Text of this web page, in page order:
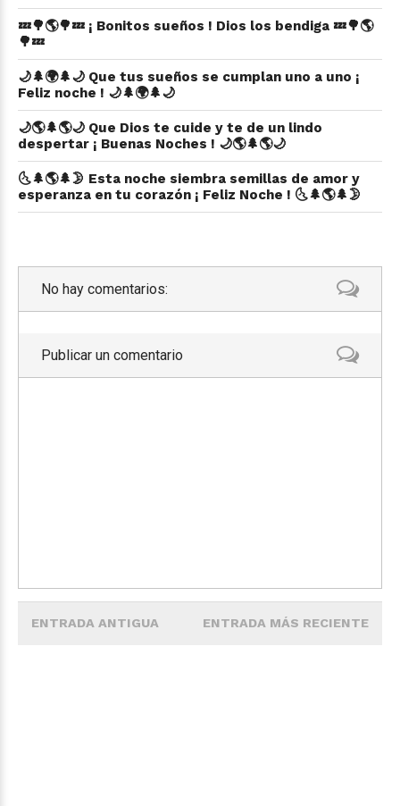
💤🌳🌎🌳💤 ¡ Bonitos sueños ! Dios los bendiga 💤🌳🌎
🌳💤
🌙🌲🌍🌲🌙 Que tus sueños se cumplan uno a uno ¡
Feliz noche ! 🌙🌲🌍🌲🌙
🌙🌎🌲🌎🌙 Que Dios te cuide y te de un lindo
despertar ¡ Buenas Noches ! 🌙🌎🌲🌎🌙
🌜🌲🌎🌲🌛 Esta noche siembra semillas de amor y
esperanza en tu corazón ¡ Feliz Noche ! 🌜🌲🌎🌲🌛
No hay comentarios:
Publicar un comentario
ENTRADA MÁS RECIENTE
ENTRADA ANTIGUA